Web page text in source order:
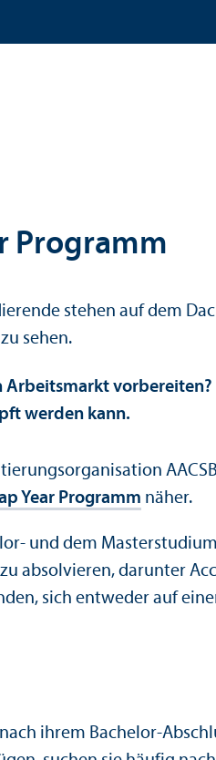
Programm
vorbereiten?
werden kann.
Year Programm näher.
und dem
absolvieren, dar­unter
sich entweder auf
ihrem Bachelor-